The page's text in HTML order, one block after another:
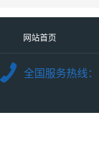
网站首页
全国服务热线：